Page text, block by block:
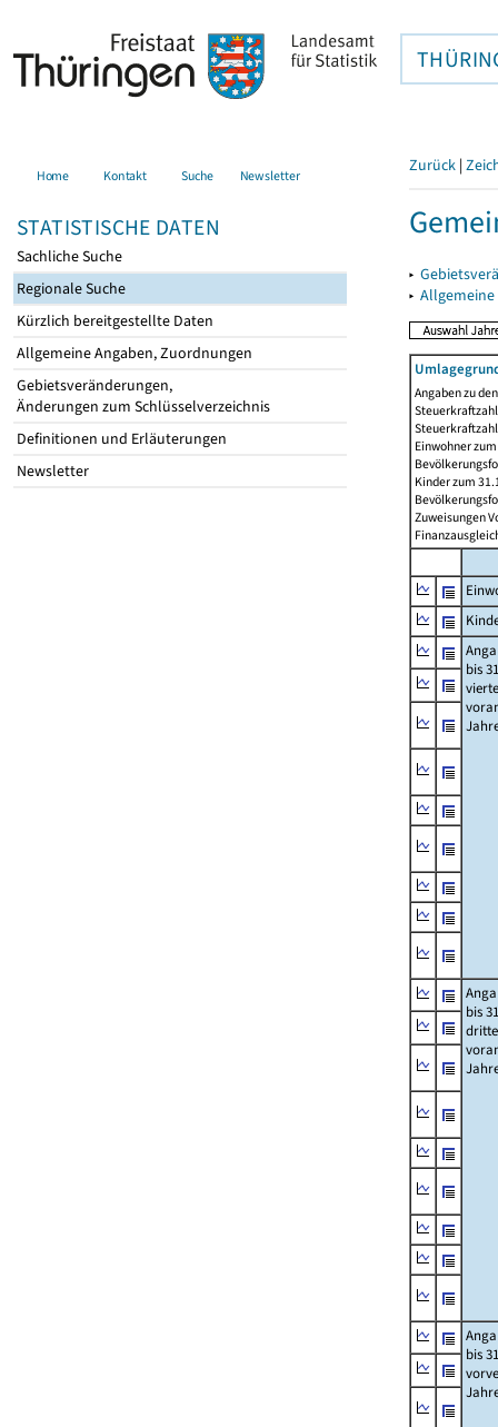
Home Kontakt Suche Newsletter
STATISTISCHE DATEN
Sachliche Suche
Regionale Suche
Kürzlich bereitgestellte Daten
Allgemeine Angaben, Zuordnungen
Gebietsveränderungen,
Änderungen zum Schlüsselverzeichnis
Definitionen und Erläuterungen
Newsletter
Zurück |
▸
▸
Angaben zu
Einwohner
Kinder zum
Zuweisungen
bis
bis
bis